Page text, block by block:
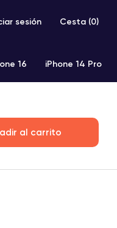
sesión Cesta (0)
16 iPhone 14 Pro
al carrito